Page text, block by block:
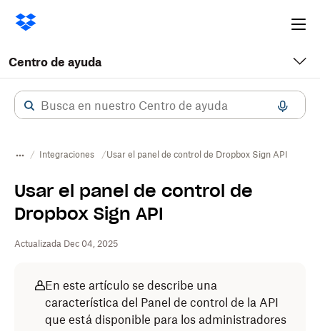
Centro de ayuda
Integraciones Usar el panel de control de Dropbox Sign API
Usar el panel de control de
Dropbox Sign API
Actualizada Dec 04, 2025
En este artículo se describe una
característica del Panel de control de la API
que está disponible para los administradores